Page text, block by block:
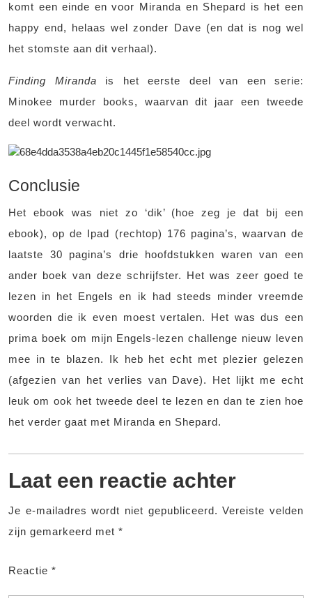
komt een einde en voor Miranda en Shepard is het een
happy end, helaas wel zonder Dave (en dat is nog wel
het stomste aan dit verhaal).
Finding Miranda is het eerste deel van een serie:
Minokee murder books, waarvan dit jaar een tweede
deel wordt verwacht.
Conclusie
Het ebook was niet zo ‘dik’ (hoe zeg je dat bij een
ebook), op de Ipad (rechtop) 176 pagina’s, waarvan de
laatste 30 pagina’s drie hoofdstukken waren van een
ander boek van deze schrijfster. Het was zeer goed te
lezen in het Engels en ik had steeds minder vreemde
woorden die ik even moest vertalen. Het was dus een
prima boek om mijn Engels-lezen challenge nieuw leven
mee in te blazen. Ik heb het echt met plezier gelezen
(afgezien van het verlies van Dave). Het lijkt me echt
leuk om ook het tweede deel te lezen en dan te zien hoe
het verder gaat met Miranda en Shepard.
Laat een reactie achter
Je e-mailadres wordt niet gepubliceerd. Vereiste velden
zijn gemarkeerd met *
Reactie *